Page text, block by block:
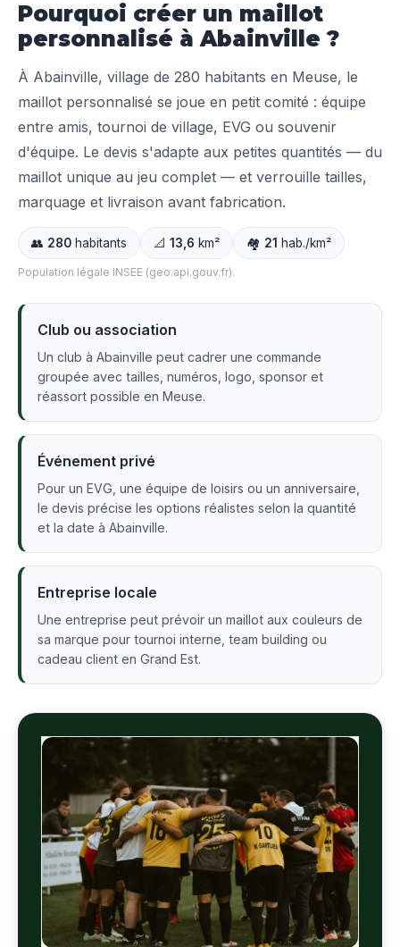
Pourquoi créer un maillot
personnalisé à Abainville ?
À Abainville, village de 280 habitants en Meuse, le
maillot personnalisé se joue en petit comité : équipe
entre amis, tournoi de village, EVG ou souvenir
d'équipe. Le devis s'adapte aux petites quantités — du
maillot unique au jeu complet — et verrouille tailles,
marquage et livraison avant fabrication.
👥 280 habitants 📐 13,6 km² 🏘️ 21 hab./km²
Population légale INSEE (geo.api.gouv.fr).
Club ou association
Un club à Abainville peut cadrer une commande
groupée avec tailles, numéros, logo, sponsor et
réassort possible en Meuse.
Événement privé
Pour un EVG, une équipe de loisirs ou un anniversaire,
le devis précise les options réalistes selon la quantité
et la date à Abainville.
Entreprise locale
Une entreprise peut prévoir un maillot aux couleurs de
sa marque pour tournoi interne, team building ou
cadeau client en Grand Est.